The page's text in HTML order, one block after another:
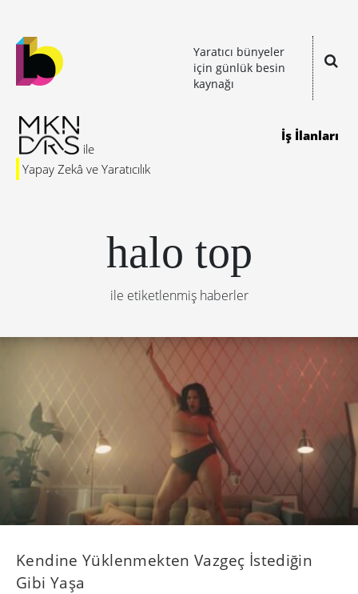
Yaratıcı bünyeler
için günlük besin
kaynağı
Yapay Zekâ ve Yaratıcılık
İş İlanları
halo top
ile etiketlenmiş haberler
Kendine Yüklenmekten Vazgeç İstediğin
Gibi Yaşa